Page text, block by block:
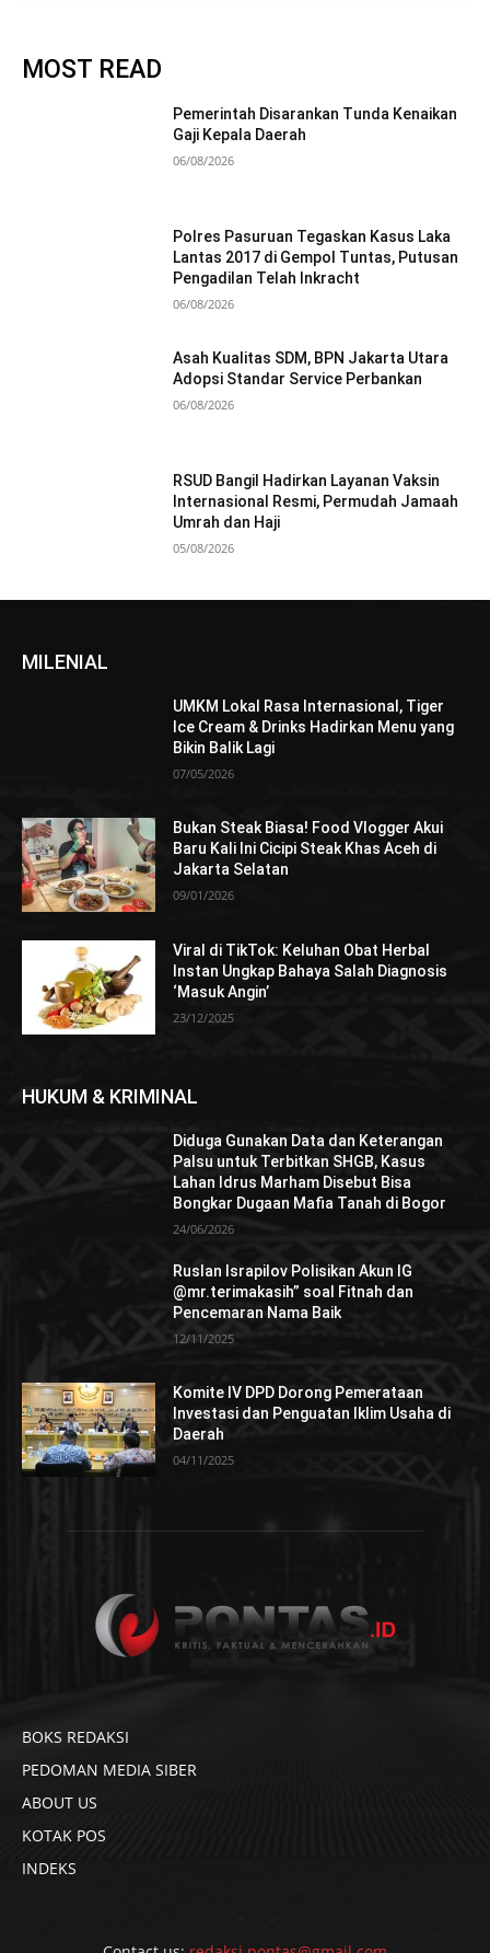
MOST READ
Pemerintah Disarankan Tunda Kenaikan
Gaji Kepala Daerah
06/08/2026
Polres Pasuruan Tegaskan Kasus Laka
Lantas 2017 di Gempol Tuntas, Putusan
Pengadilan Telah Inkracht
06/08/2026
Asah Kualitas SDM, BPN Jakarta Utara
Adopsi Standar Service Perbankan
06/08/2026
RSUD Bangil Hadirkan Layanan Vaksin
Internasional Resmi, Permudah Jamaah
Umrah dan Haji
05/08/2026
MILENIAL
UMKM Lokal Rasa Internasional, Tiger
Ice Cream & Drinks Hadirkan Menu yang
Bikin Balik Lagi
07/05/2026
Bukan Steak Biasa! Food Vlogger Akui
Baru Kali Ini Cicipi Steak Khas Aceh di
Jakarta Selatan
09/01/2026
Viral di TikTok: Keluhan Obat Herbal
Instan Ungkap Bahaya Salah Diagnosis
‘Masuk Angin’
23/12/2025
HUKUM & KRIMINAL
Diduga Gunakan Data dan Keterangan
Palsu untuk Terbitkan SHGB, Kasus
Lahan Idrus Marham Disebut Bisa
Bongkar Dugaan Mafia Tanah di Bogor
24/06/2026
Ruslan Israpilov Polisikan Akun IG
@mr.terimakasih” soal Fitnah dan
Pencemaran Nama Baik
12/11/2025
Komite IV DPD Dorong Pemerataan
Investasi dan Penguatan Iklim Usaha di
Daerah
04/11/2025
BOKS REDAKSI
PEDOMAN MEDIA SIBER
ABOUT US
KOTAK POS
INDEKS